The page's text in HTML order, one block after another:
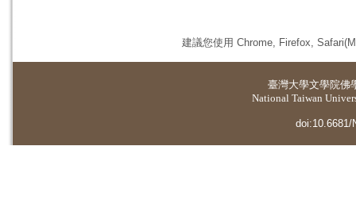
建議您使用 Chrome, Firefox,
臺灣大學文學院佛
National Taiwan
doi:10.6681/